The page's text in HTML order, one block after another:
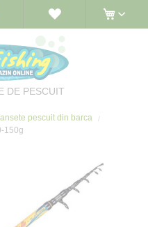
DE PESCUIT
pescuit din barca
150g